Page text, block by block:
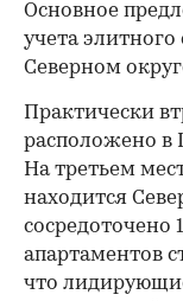
Основное
учета элитного
Северном
Практически
расположено в
На третьем
находится
сосредоточено
апартаментов
что